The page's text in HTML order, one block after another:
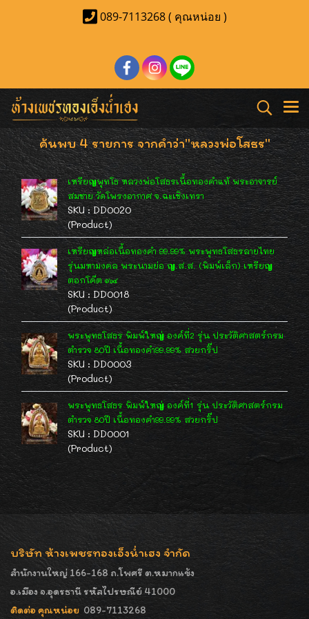
089-7113268 ( คุณหน่อย )
ค้นพบ 4 รายการ จากคำว่า"หลวงพ่อโสธร"
เหรียญพุทโธ หลวงพ่อโสธรเนื้อทองคำแท้ พระอาจารย์
สมชาย วัดโพรงอากาศ จ.ฉะเชิงเทรา
SKU : DD0020
(Product)
เหรียญหล่อเนื้อทองคำ 99.99% พระพุทธโสธรลายไทย
รุ่นมหามงคล พระนามย่อ ญ.ส.ส. (พิมพ์เล็ก) เหรียญ
ตอกโค๊ต ๑๖๔
SKU : DD0018
(Product)
พระพุทธโสธร พิมพ์ใหญ่ องค์ที่2 รุ่น ประวัติศาสตร์กรม
ตำรวจ 80ปี เนื้อทองคำ99.99% สวยกริ๊ป
SKU : DD0003
(Product)
พระพุทธโสธร พิมพ์ใหญ่ องค์ที่1 รุ่น ประวัติศาสตร์กรม
ตำรวจ 80ปี เนื้อทองคำ99.99% สวยกริ๊ป
SKU : DD0001
(Product)
บริษัท ห้างเพชรทองเอ็งน่ำเฮง จำกัด
สำนักงานใหญ่ 166-168 ถ.โพศรี ต.หมากแข้ง
อ.เมือง จ.อุดรธานี รหัสไปรษณีย์ 41000
ติดต่อ คุณหน่อย 089-7113268